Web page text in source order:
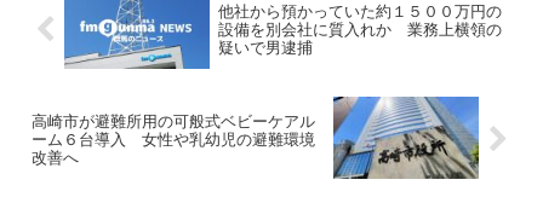
他社から預かっていた約１５００万円の
設備を別会社に質入れか 業務上横領の
疑いで男逮捕
高崎市が避難所用の可般式ベビーケアル
ーム６台導入 女性や乳幼児の避難環境
改善へ